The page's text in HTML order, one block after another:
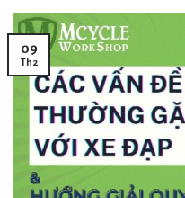
09
Th2